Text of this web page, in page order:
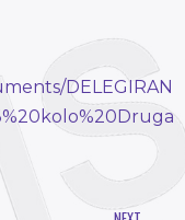
DELEGIRAN